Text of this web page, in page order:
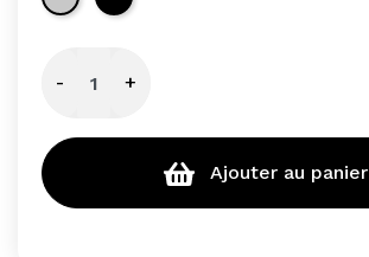
- +
Ajouter au panier